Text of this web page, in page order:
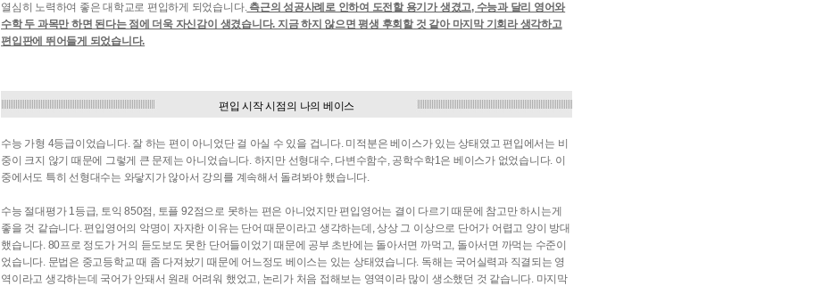
열심히 노력하여 좋은 대학교로 편입하게 되었습니다.측근의 성공사례로 인하여 도전할 용기가 생겼고, 수능과 달리 영어와
수학 두 과목만 하면 된다는 점에 더욱 자신감이 생겼습니다. 지금 하지 않으면 평생 후회할 것 같아 마지막 기회라 생각하고
편입판에 뛰어들게 되었습니다.
편입 시작 시점의 나의 베이스
수능 가형 4등급이었습니다. 잘 하는 편이 아니었단 걸 아실 수 있을 겁니다. 미적분은 베이스가 있는 상태였고 편입에서는 비
중이 크지 않기 때문에 그렇게 큰 문제는 아니었습니다. 하지만 선형대수, 다변수함수, 공학수학1은 베이스가 없었습니다. 이
중에서도 특히 선형대수는 와닿지가 않아서 강의를 계속해서 돌려봐야 했습니다.
수능 절대평가 1등급, 토익 850점, 토플 92점으로 못하는 편은 아니었지만 편입영어는 결이 다르기 때문에 참고만 하시는게
좋을 것 같습니다. 편입영어의 악명이 자자한 이유는 단어 때문이라고 생각하는데, 상상 그 이상으로 단어가 어렵고 양이 방대
했습니다. 80프로 정도가 거의 듣도보도 못한 단어들이었기 때문에 공부 초반에는 돌아서면 까먹고, 돌아서면 까먹는 수준이
었습니다. 문법은 중고등학교 때 좀 다져놨기 때문에 어느정도 베이스는 있는 상태였습니다. 독해는 국어실력과 직결되는 영
역이라고 생각하는데 국어가 안돼서 원래 어려워 했었고, 논리가 처음 접해보는 영역이라 많이 생소했던 것 같습니다. 마지막